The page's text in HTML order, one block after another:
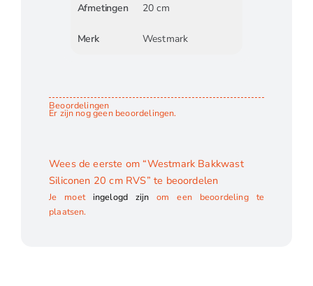
Afmetingen 20 cm
Merk Westmark
Beoordelingen
Er zijn nog geen beoordelingen.
Wees de eerste om “Westmark Bakkwast
Siliconen 20 cm RVS” te beoordelen
Je moet ingelogd zijn om een beoordeling te
plaatsen.